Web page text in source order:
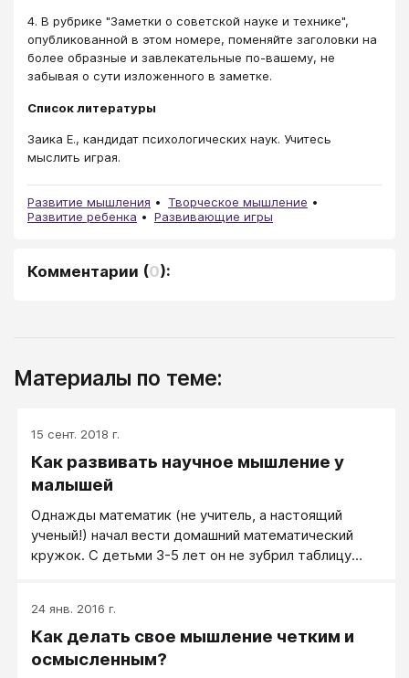
4. В рубрике "Заметки о советской науке и технике",
опубликованной в этом номере, поменяйте заголовки на
более образные и завлекательные по-вашему, не
забывая о сути изложенного в заметке.
Список литературы
Заика E., кандидат психологических наук. Учитесь
мыслить играя.
Развитие мышления
Творческое мышление
Развитие ребенка
Развивающие игры
Комментарии (0):
Материалы по теме:
15 сент. 2018 г.
Как развивать научное мышление у
малышей
Однажды математик (не учитель, а настоящий
ученый!) начал вести домашний математический
кружок. С детьми 3-5 лет он не зубрил таблицу
24 янв. 2016 г.
Как делать свое мышление четким и
осмысленным?